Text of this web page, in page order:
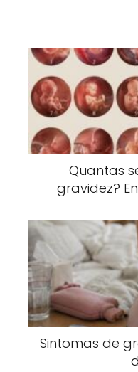
Quantas
gravidez?
Sintomas de